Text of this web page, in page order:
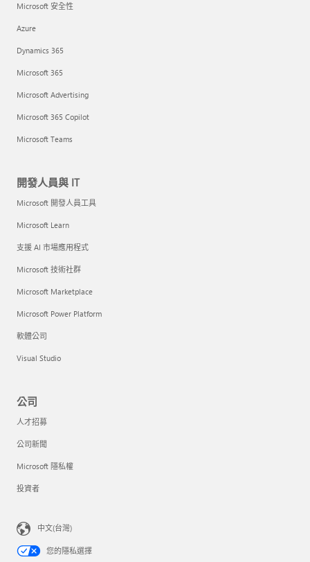
Microsoft 安全性
Azure
Dynamics 365
Microsoft 365
Microsoft Advertising
Microsoft 365 Copilot
Microsoft Teams
開發人員與 IT
Microsoft 開發人員工具
Microsoft Learn
支援 AI 市場應用程式
Microsoft 技術社群
Microsoft Marketplace
Microsoft Power Platform
軟體公司
Visual Studio
公司
人才招募
公司新聞
Microsoft 隱私權
投資者
中文(台灣)
您的隱私選擇